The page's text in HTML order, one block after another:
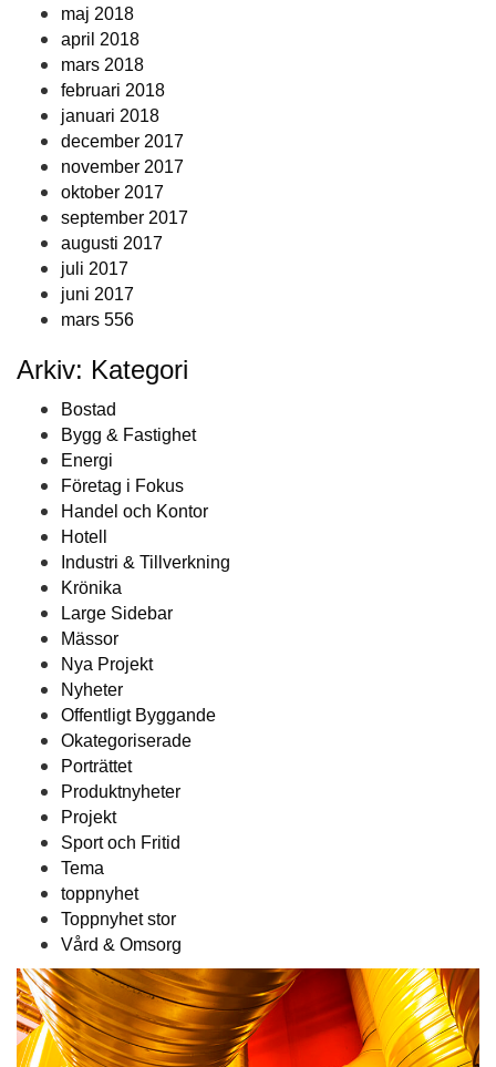
maj 2018
april 2018
mars 2018
februari 2018
januari 2018
december 2017
november 2017
oktober 2017
september 2017
augusti 2017
juli 2017
juni 2017
mars 556
Arkiv: Kategori
Bostad
Bygg & Fastighet
Energi
Företag i Fokus
Handel och Kontor
Hotell
Industri & Tillverkning
Krönika
Large Sidebar
Mässor
Nya Projekt
Nyheter
Offentligt Byggande
Okategoriserade
Porträttet
Produktnyheter
Projekt
Sport och Fritid
Tema
toppnyhet
Toppnyhet stor
Vård & Omsorg